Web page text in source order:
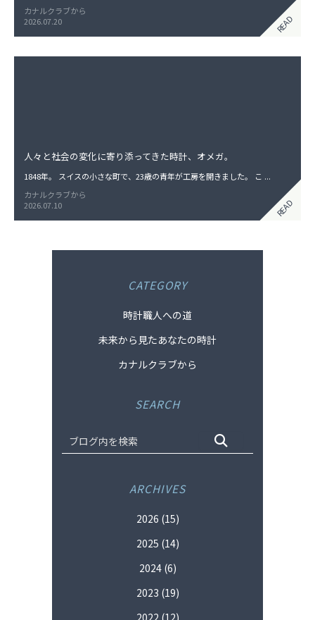
カナルクラブから
2026.07.20
READ
人々と社会の変化に寄り添ってきた時計、オメガ。
1848年。 スイスの小さな町で、23歳の青年が工房を開きました。 こ ...
カナルクラブから
2026.07.10
READ
CATEGORY
時計職人への道
未来から見たあなたの時計
カナルクラブから
SEARCH
ARCHIVES
2026 (15)
2025 (14)
2024(6)
2023 (19)
2022 (12)